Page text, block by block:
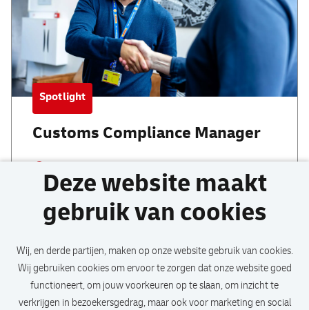
Deze website maakt
gebruik van cookies
Wij, en derde partijen, maken op onze website gebruik van cookies.
Wij gebruiken cookies om ervoor te zorgen dat onze website goed
functioneert, om jouw voorkeuren op te slaan, om inzicht te
verkrijgen in bezoekersgedrag, maar ook voor marketing en social
Spotlight
Customs Compliance Manager
32 - 40 uur
Manager
Bekijk vacature